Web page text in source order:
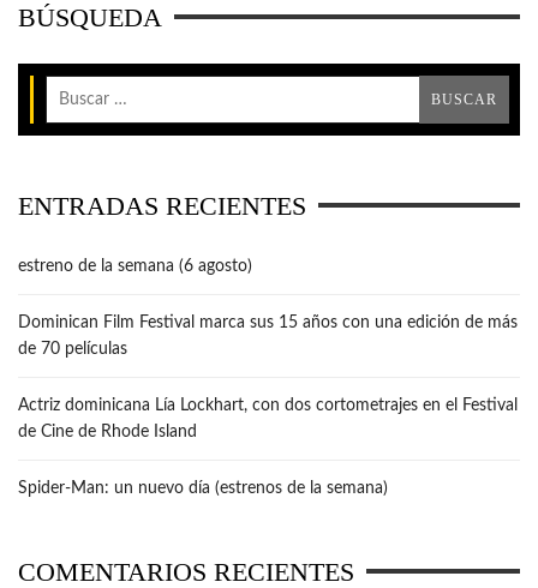
BÚSQUEDA
ENTRADAS RECIENTES
estreno de la semana (6 agosto)
Dominican Film Festival marca sus 15 años con una edición de más
de 70 películas
Actriz dominicana Lía Lockhart, con dos cortometrajes en el Festival
de Cine de Rhode Island
Spider-Man: un nuevo día (estrenos de la semana)
COMENTARIOS RECIENTES